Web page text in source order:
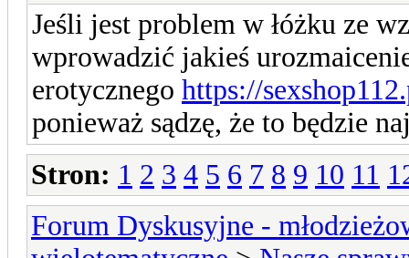
Jeśli jest problem w łóżku ze
wprowadzić jakieś
erotycznego https://
ponieważ sądzę, że to będzie
Stron: 1 2 3 4 5 6 7 8 9 10 11
Forum Dyskusyjne -